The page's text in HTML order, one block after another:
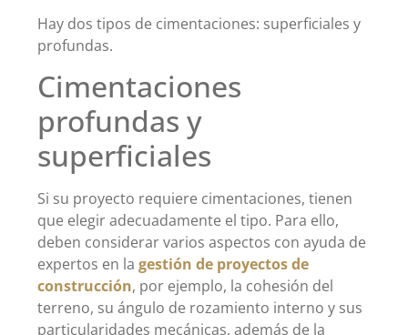
Hay dos tipos de cimentaciones: superficiales y
profundas.
Cimentaciones
profundas y
superficiales
Si su proyecto requiere cimentaciones, tienen
que elegir adecuadamente el tipo. Para ello,
deben considerar varios aspectos con ayuda de
expertos en la gestión de proyectos de
construcción, por ejemplo, la cohesión del
terreno, su ángulo de rozamiento interno y sus
particularidades mecánicas, además de la